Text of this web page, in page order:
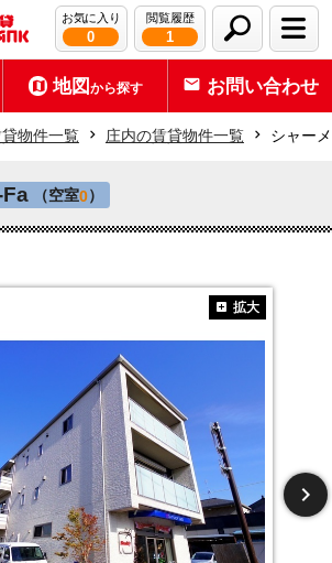
お気に入り
0
閲覧履歴
1
地図から探す お問い合わせ
物件一覧 庄内の賃貸物件一覧 シャー
Fa （空室0）
拡大